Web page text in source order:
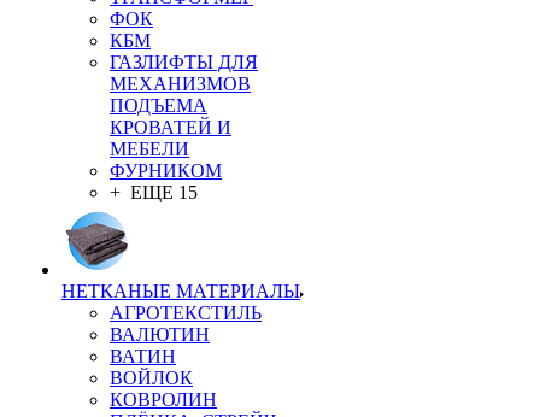
ФОК
КБМ
ГАЗЛИФТЫ ДЛЯ
МЕХАНИЗМОВ
ПОДЪЕМА
КРОВАТЕЙ И
МЕБЕЛИ
ФУРНИКОМ
+ ЕЩЕ 15
НЕТКАНЫЕ МАТЕРИАЛЫ
АГРОТЕКСТИЛЬ
ВАЛЮТИН
ВАТИН
ВОЙЛОК
КОВРОЛИН